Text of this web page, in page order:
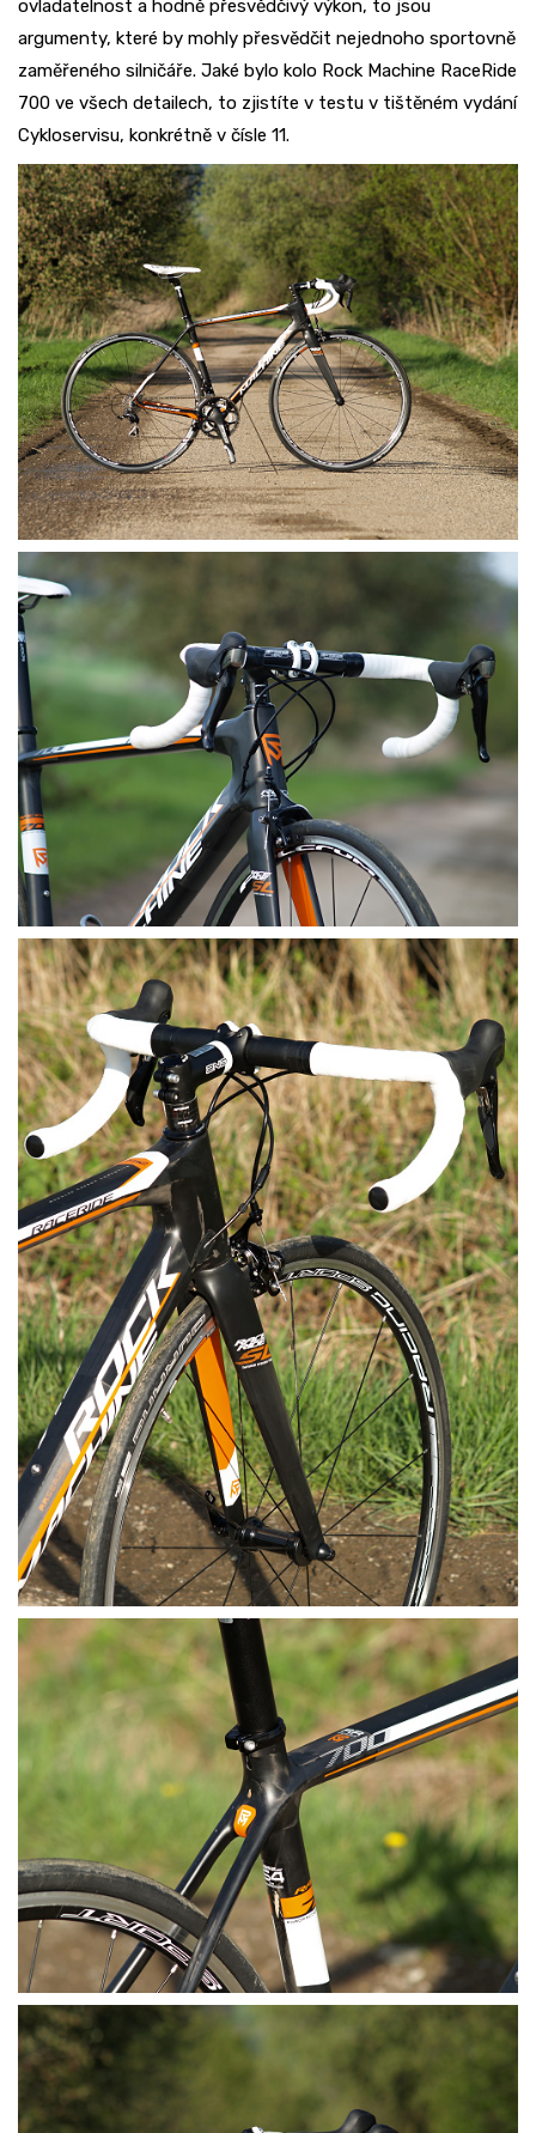
ovladatelnost a hodně přesvědčivý výkon, to jsou
argumenty, které by mohly přesvědčit nejednoho sportovně
zaměřeného silničáře. Jaké bylo kolo Rock Machine RaceRide
700 ve všech detailech, to zjistíte v testu v tištěném vydání
Cykloservisu, konkrétně v čísle 11.